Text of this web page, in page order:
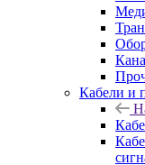
Кабели и